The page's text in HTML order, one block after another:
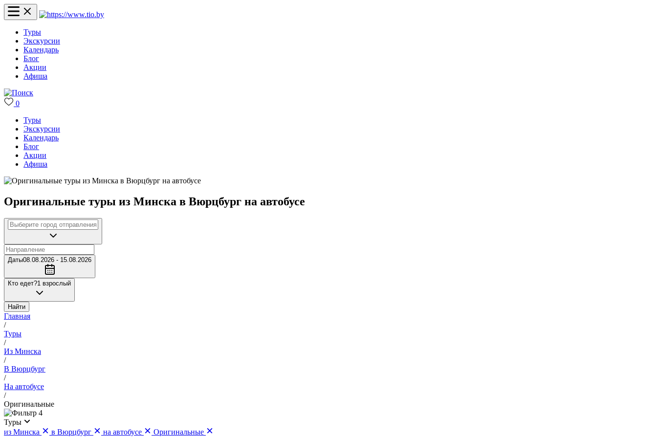
Туры
Экскурсии
Календарь
Блог
Акции
Афиша
0
Туры
Экскурсии
Календарь
Блог
Акции
Афиша
Оригинальные туры из Минска в Вюрцбург на автобусе
Даты08.08.2026 - 15.08.2026
Кто едет?1 взрослый
Найти
Главная
/
Туры
/
Из Минска
/
В Вюрцбург
/
На автобусе
/
Оригинальные
4
Туры
из Минска
в Вюрцбург на автобусе
Оригинальные